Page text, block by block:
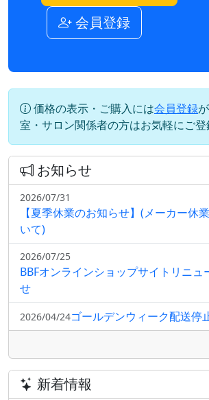
会員登録
価格の表示・ご購入には会員登録
室・サロン関係者の方はお気軽にご登
お知らせ
2026/07/31
【夏季休業のお知らせ】(メーカー休
いて)
2026/07/25
BBFオンラインショップサイトリニュ
せ
2026/04/24ゴールデンウィーク配送停
新着情報